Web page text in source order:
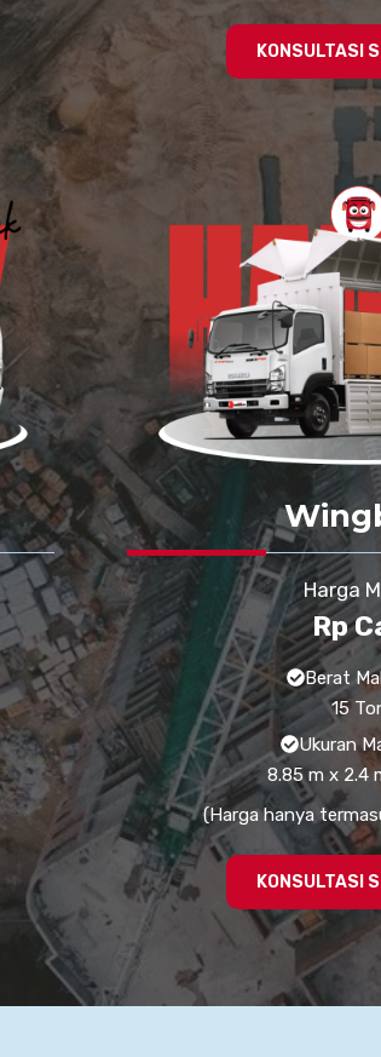
KONSULTASI
Harga
Rp
Berat
15
Ukuran
8.85 m x 2.4
(Harga hanya
KONSULTASI